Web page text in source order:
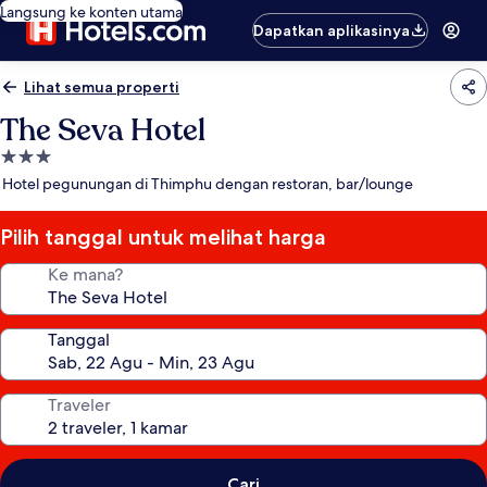
Langsung ke konten utama
Dapatkan aplikasinya
Lihat semua properti
The Seva Hotel
Properti
bintang
Hotel pegunungan di Thimphu dengan restoran, bar/lounge
Pilih tanggal untuk melihat harga
Ke mana?
Tanggal
Traveler